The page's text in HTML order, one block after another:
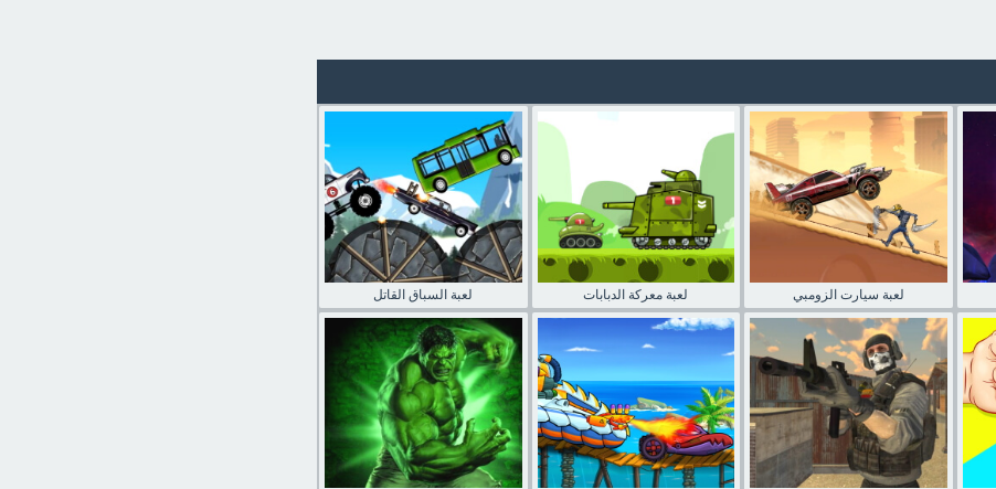
لعبة السباق القاتل لعبة معركة الدبابات لعبة سيارت الزومبي